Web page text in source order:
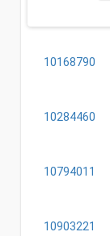
10168790
10284460
10794011
10903221